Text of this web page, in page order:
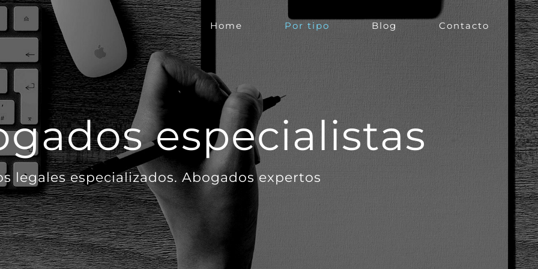
Home Por tipo Blog Contacto
especialistas
legales especializados. Abogados expertos